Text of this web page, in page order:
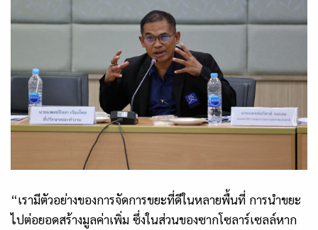
“เรามีตัวอย่างของการจัดการขยะที่ดีในหลายพื้นที่ การนำขยะ
ไปต่อยอดสร้างมูลค่าเพิ่ม ซึ่งในส่วนของซากโซลาร์เซลล์หาก